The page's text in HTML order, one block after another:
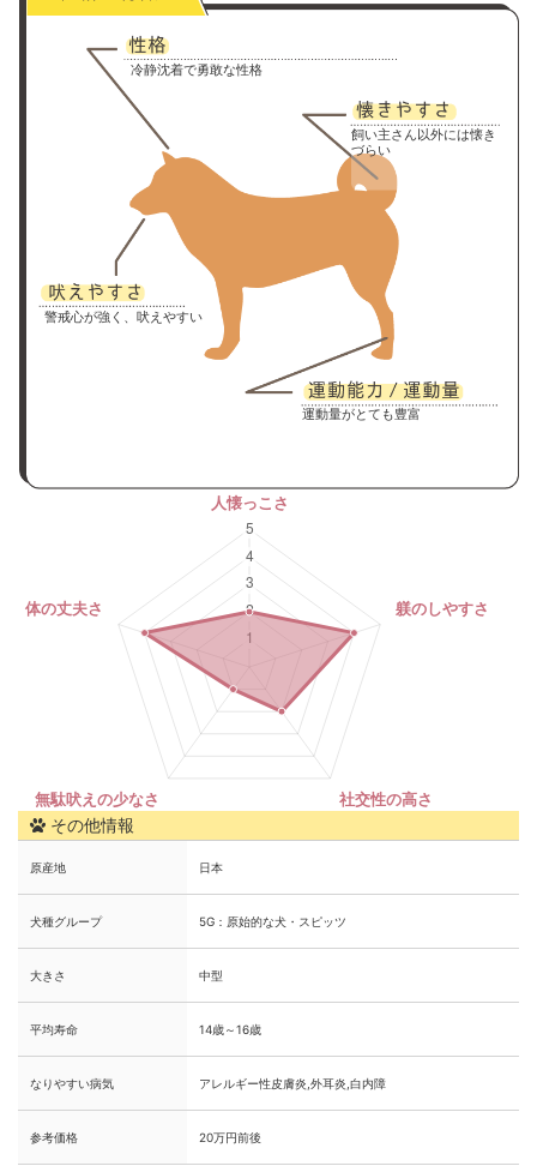
冷静沈着で勇敢な性格
飼い主さん以外には懐き
づらい
警戒心が強く、吠えやすい
運動量がとても豊富
その他情報
原産地 日本
犬種グループ 5G：原始的な犬・スピッツ
大きさ 中型
平均寿命 14歳～16歳
なりやすい病気 アレルギー性皮膚炎,外耳炎,白内障
参考価格 20万円前後